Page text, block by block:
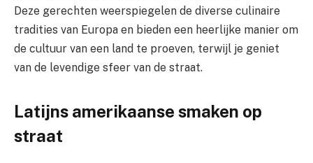
Deze gerechten weerspiegelen de diverse culinaire
tradities van Europa en bieden een heerlijke manier om
de cultuur van een land te proeven, terwijl je geniet
van de levendige sfeer van de straat.
Latijns amerikaanse smaken op
straat